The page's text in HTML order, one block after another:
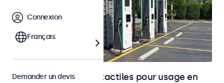
Moniteurs et écrans tactiles pour usage en
Connexion
Français
Demander un devis